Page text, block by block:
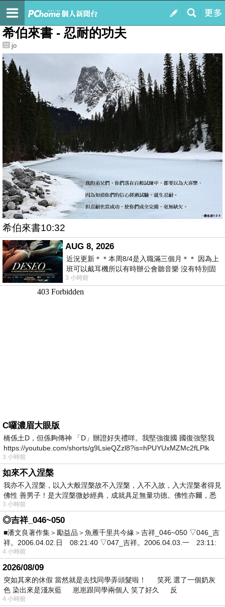
我的
最新文章
希伯來書 - 忍耐的功夫
jo
希伯來書10:32
AUG 8, 2026
近況更新＊＊本周8/4是入職滿三個月＊＊ 因為上
班可以戴耳機所以有時辦公會聽音樂 沒有特別固
定哪天但就是一周某一天會固定聽'90
3 小時前
C囉濃眉大眼版
橋係土D，但係夠傳神 「D」辦證好失禮咩。我堅強復國 國復強堅我
https://youtube.com/shorts/g9LsieQZzl8?is=hPUYUxMZMc2fLPlk
3 小時前
如來不入涅槃
我亦不入涅槃，以入大般涅槃故不入涅槃，入不入故，入大涅槃者得見
佛性 善男子！是大涅槃微妙經典，成就具足無量功德。佛性亦爾，悉
3 小時前
◎吉祥_046~050
■潘文良著作集＞勵益品＞魚雁千里共今緣＞吉祥_046~050 ▽046_吉
祥。2006.04.02.日 08:21:40 ▽047_吉祥。2006.04.03.一 23:11:
4 小時前
2026/08/09
突如其來的休假 當然就是去找同學弄頭髮啦！ 笑死 選了一個奶灰
色 染出來是淺灰藍 崽崽跟同學兩個人 笑了好久 反
4 小時前